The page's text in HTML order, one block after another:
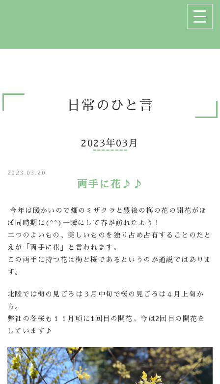
日常のひと言
2023年03月
2023.03.20
両手に花♪♪
今年は暖かいので畑のミザクラと豊後の梅の花の開花がほ
ぼ同時期に(^^)一瞬にして春が訪れたよう！
二つのよいもの、美しいものを独り占め占有することのたと
えが「両手に花」と言われます。
この両手に持つ花は梅と桜であるというのが通説ではありま
す。
北陸では梅の見ごろは３月中旬で桜の見ごろは４月上旬か
ら。
弊社の冬桜も１１月頃に1回目の開花、今は2回目の開花を
しています♪